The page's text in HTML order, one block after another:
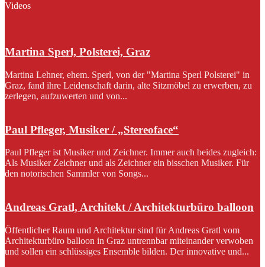
Videos
Martina Sperl, Polsterei, Graz
Martina Lehner, ehem. Sperl, von der "Martina Sperl Polsterei" in
Graz, fand ihre Leidenschaft darin, alte Sitzmöbel zu erwerben, zu
zerlegen, aufzuwerten und von...
Paul Pfleger, Musiker / „Stereoface“
Paul Pfleger ist Musiker und Zeichner. Immer auch beides zugleich:
Als Musiker Zeichner und als Zeichner ein bisschen Musiker. Für
den notorischen Sammler von Songs...
Andreas Gratl, Architekt / Architekturbüro balloon
Öffentlicher Raum und Architektur sind für Andreas Gratl vom
Architekturbüro balloon in Graz untrennbar miteinander verwoben
und sollen ein schlüssiges Ensemble bilden. Der innovative und...